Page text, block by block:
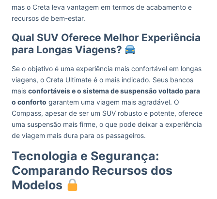
mas o Creta leva vantagem em termos de acabamento e
recursos de bem-estar.
Qual SUV Oferece Melhor Experiência
para Longas Viagens?
Se o objetivo é uma experiência mais confortável em longas
viagens, o Creta Ultimate é o mais indicado. Seus bancos
mais confortáveis e o sistema de suspensão voltado para
o conforto garantem uma viagem mais agradável. O
Compass, apesar de ser um SUV robusto e potente, oferece
uma suspensão mais firme, o que pode deixar a experiência
de viagem mais dura para os passageiros.
Tecnologia e Segurança:
Comparando Recursos dos
Modelos